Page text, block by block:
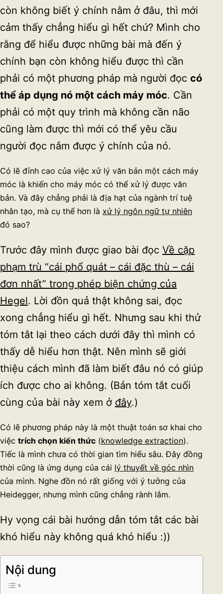
còn không biết ý chính nằm ở đâu, thì mới
cảm thấy chẳng hiểu gì hết chứ? Mình cho
rằng để hiểu được những bài mà đến ý
chính bạn còn không hiểu được thì cần
phải có một phương pháp mà người đọc có
thể áp dụng nó một cách máy móc. Cần
phải có một quy trình mà không cần não
cũng làm được thì mới có thể yêu cầu
người đọc nắm được ý chính của nó.
Có lẽ đỉnh cao của việc xử lý văn bản một cách máy
móc là khiến cho máy móc có thể xử lý được văn
bản. Và đây chẳng phải là địa hạt của ngành trí tuệ
nhân tạo, mà cụ thể hơn là xử lý ngôn ngữ tự nhiên
đó sao?
Trước đây mình được giao bài đọc Về cặp
phạm trù “cái phổ quát – cái đặc thù – cái
đơn nhất” trong phép biện chứng của
Hegel. Lời đồn quả thật không sai, đọc
xong chẳng hiểu gì hết. Nhưng sau khi thử
tóm tắt lại theo cách dưới đây thì mình có
thấy dễ hiểu hơn thật. Nên mình sẽ giới
thiệu cách mình đã làm biết đâu nó có giúp
ích được cho ai không. (Bản tóm tắt cuối
cùng của bài này xem ở đây.)
Có lẽ phương pháp này là một thuật toán sơ khai cho
việc trích chọn kiến thức (knowledge extraction).
Tiếc là mình chưa có thời gian tìm hiểu sâu. Đây đồng
thời cũng là ứng dụng của cái lý thuyết về góc nhìn
của mình. Nghe đồn nó rất giống với ý tưởng của
Heidegger, nhưng mình cũng chẳng rành lắm.
Hy vọng cái bài hướng dẫn tóm tắt các bài
khó hiểu này không quá khó hiểu :))
Nội dung